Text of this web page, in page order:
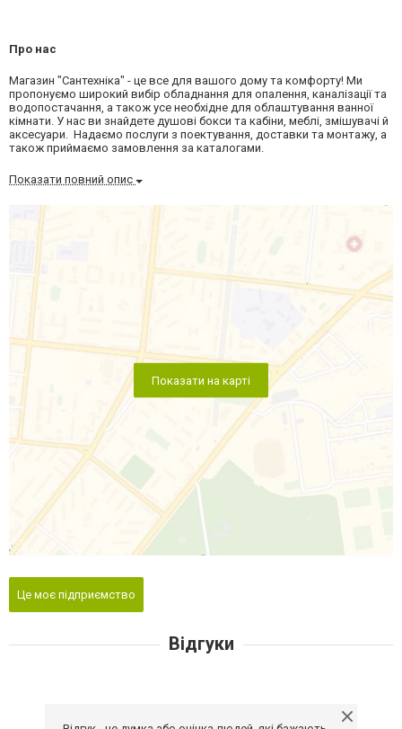
Про нас
Магазин "Сантехніка" - це все для вашого дому та комфорту! Ми
пропонуємо широкий вибір обладнання для опалення, каналізації та
водопостачання, а також усе необхідне для облаштування ванної
кімнати. У нас ви знайдете душові бокси та кабіни, меблі, змішувачі й
аксесуари. Надаємо послуги з поектування, доставки та монтажу, а
також приймаємо замовлення за каталогами.
Показати повний опис
Показати на карті
Це моє підприємство
Відгуки